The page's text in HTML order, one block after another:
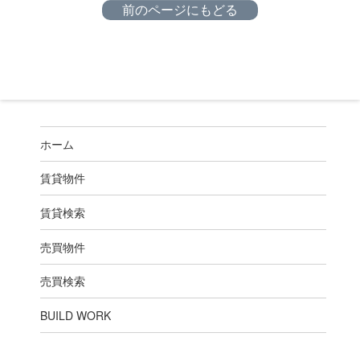
前のページにもどる
ホーム
賃貸物件
賃貸検索
売買物件
売買検索
BUILD WORK